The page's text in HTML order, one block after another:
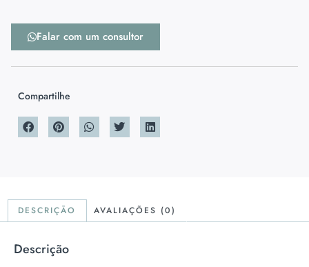
Falar com um consultor
Compartilhe
DESCRIÇÃO AVALIAÇÕES (0)
Descrição